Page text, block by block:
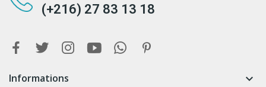
(+216) 27 83 13 18
Informations 